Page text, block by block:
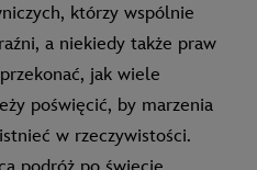
którzy wspólnie
a niekiedy także praw
jak wiele
poświęcić, by marzenia
w rzeczywistości.